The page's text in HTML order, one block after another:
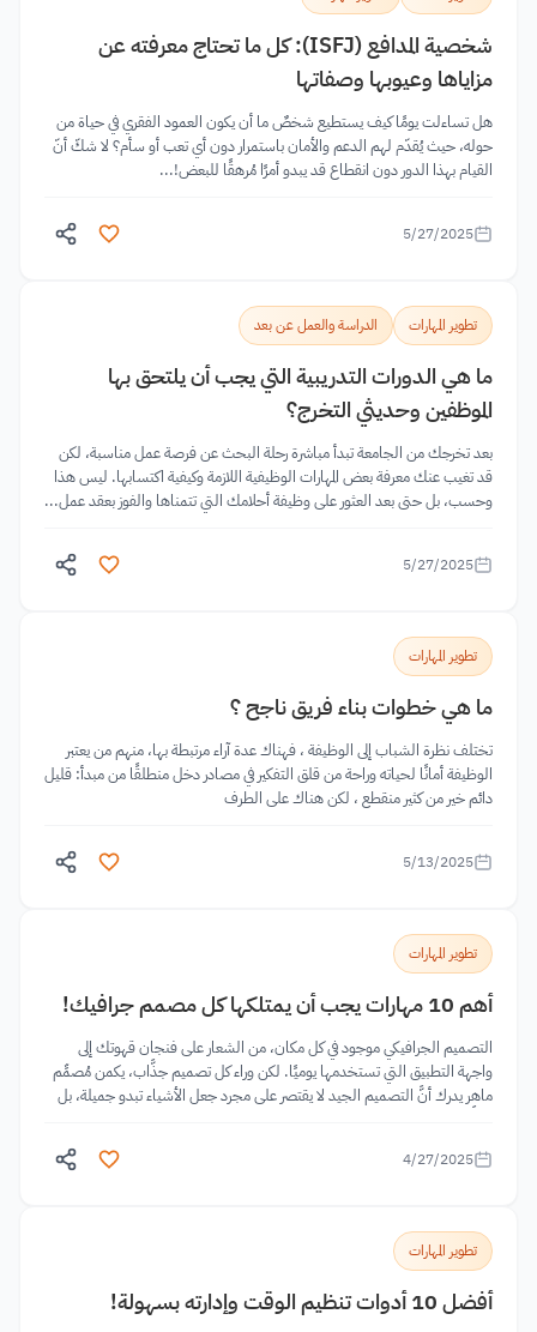
شخصية المدافع (ISFJ): كل ما تحتاج معرفته عن
مزاياها وعيوبها وصفاتها
هل تساءلت يومًا كيف يستطيع شخصٌ ما أن يكون العمود الفقري في حياة من
حوله، حيث يُقدّم لهم الدعم والأمان باستمرار دون أي تعب أو سأم؟ لا شكّ أنّ
القيام بهذا الدور دون انقطاع قد يبدو أمرًا مُرهقًا للبعض!...
5/27/2025
تطوير المهارات الدراسة والعمل عن بعد
ما هي الدورات التدريبية التي يجب أن يلتحق بها
الموظفين وحديثي التخرج؟
بعد تخرجك من الجامعة تبدأ مباشرة رحلة البحث عن فرصة عمل مناسبة، لكن
قد تغيب عنك معرفة بعض المهارات الوظيفية اللازمة وكيفية اكتسابها. ليس هذا
وحسب، بل حتى بعد العثور على وظيفة أحلامك التي تتمناها والفوز بعقد عمل...
5/27/2025
تطوير المهارات
ما هي خطوات بناء فريق ناجح ؟
تختلف نظرة الشباب إلى الوظيفة ، فهناك عدة آراء مرتبطة بها، منهم من يعتبر
الوظيفة أمانًا لحياته وراحة من قلق التفكير في مصادر دخل منطلقًا من مبدأ: قليل
دائم خير من كثير منقطع ، لكن هناك على الطرف
5/13/2025
تطوير المهارات
أهم 10 مهارات يجب أن يمتلكها كل مصمم جرافيك!
التصميم الجرافيكي موجود في كل مكان، من الشعار على فنجان قهوتك إلى
واجهة التطبيق التي تستخدمها يوميًا. لكن وراء كل تصميم جذَّاب، يكمن مُصمِّم
ماهر يدرك أنَّ التصميم الجيد لا يقتصر على مجرد جعل الأشياء تبدو جميلة، بل
4/27/2025
تطوير المهارات
أفضل 10 أدوات تنظيم الوقت وإدارته بسهولة!